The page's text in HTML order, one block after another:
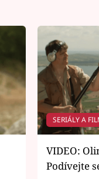
SERIÁLY A
VIDEO:
Podívejte